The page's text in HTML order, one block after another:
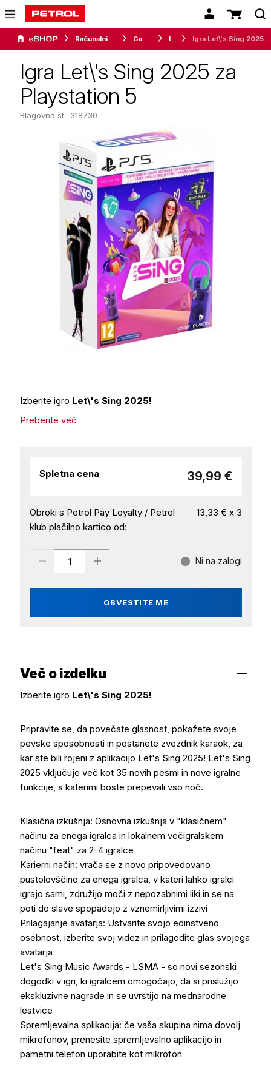
Računalništvo Gaming Igre
Igra Let\'s Sing 2025 za
Playstation 5
Blagovna št.: 318730
Izberite igro Let\'s Sing 2025!
Preberite več
Spletna cena 39,99 €
Obroki s Petrol Pay Loyalty / Petrol
klub plačilno kartico od:
13,33 € x 3
OBVESTITE ME
Ni na zalogi
Več o izdelku
Več o izdelku
Izberite igro Let\'s Sing 2025!
Pripravite se, da povečate glasnost, pokažete svoje
pevske sposobnosti in postanete zvezdnik karaok, za
kar ste bili rojeni z aplikacijo Let's Sing 2025! Let's Sing
2025 vključuje več kot 35 novih pesmi in nove igralne
funkcije, s katerimi boste prepevali vso noč.
Klasična izkušnja: Osnovna izkušnja v "klasičnem"
načinu za enega igralca in lokalnem večigralskem
načinu "feat" za 2-4 igralce
Karierni način: vrača se z novo pripovedovano
pustolovščino za enega igralca, v kateri lahko igralci
igrajo sami, združijo moči z nepozabnimi liki in se na
poti do slave spopadejo z vznemirljivimi izzivi
Prilagajanje avatarja: Ustvarite svojo edinstveno
osebnost, izberite svoj videz in prilagodite glas svojega
avatarja
Let's Sing Music Awards - LSMA - so novi sezonski
dogodki v igri, ki igralcem omogočajo, da si prislužijo
ekskluzivne nagrade in se uvrstijo na mednarodne
lestvice
Spremljevalna aplikacija: če vaša skupina nima dovolj
mikrofonov, prenesite spremljevalno aplikacijo in
pametni telefon uporabite kot mikrofon